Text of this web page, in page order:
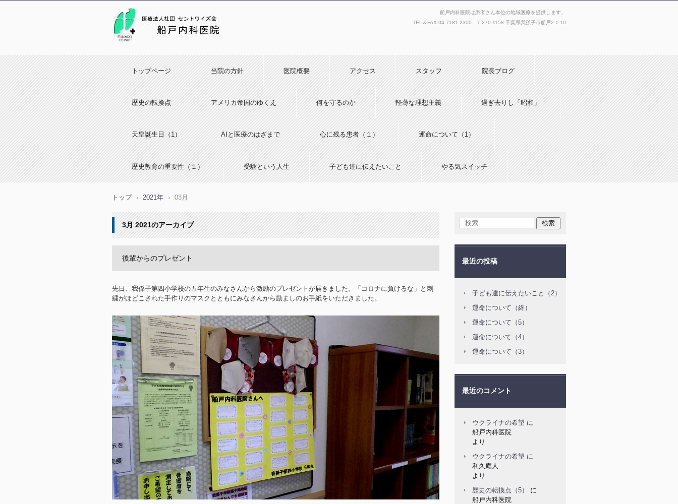
船戸内科医院は患者さん本位の地域医療を提供します。
TEL＆FAX. 04-7181-2300 〒270-1158 千葉県我孫子市船戸2-1-10
トップページ 当院の方針 医院概要 アクセス スタッフ 院長ブログ
歴史の転換点 アメリカ帝国のゆくえ 何を守るのか 軽薄な理想主義 過ぎ去りし「昭和」
天皇誕生日（1） AIと医療のはざまで 心に残る患者（１） 運命について（1）
歴史教育の重要性（１） 受験という人生 子ども達に伝えたいこと やる気スイッチ
トップ › 2021年 › 03月
3月 2021のアーカイブ
後輩からのプレゼント
先日、我孫子第四小学校の五年生のみなさんから激励のプレゼントが届きました。「コロナに負けるな」と刺
繍がほどこされた手作りのマスクとともにみなさんから励ましのお手紙をいただきました。
最近の投稿
子ども達に伝えたいこと（2）
運命について（終）
運命について（5）
運命について（4）
運命について（3）
最近のコメント
ウクライナの希望 に
船戸内科医院
より
ウクライナの希望 に
利久庵人
より
歴史の転換点（5）
に
船戸内科医院